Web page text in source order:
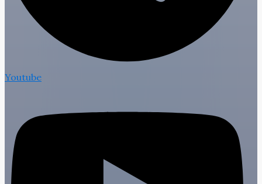
Youtube